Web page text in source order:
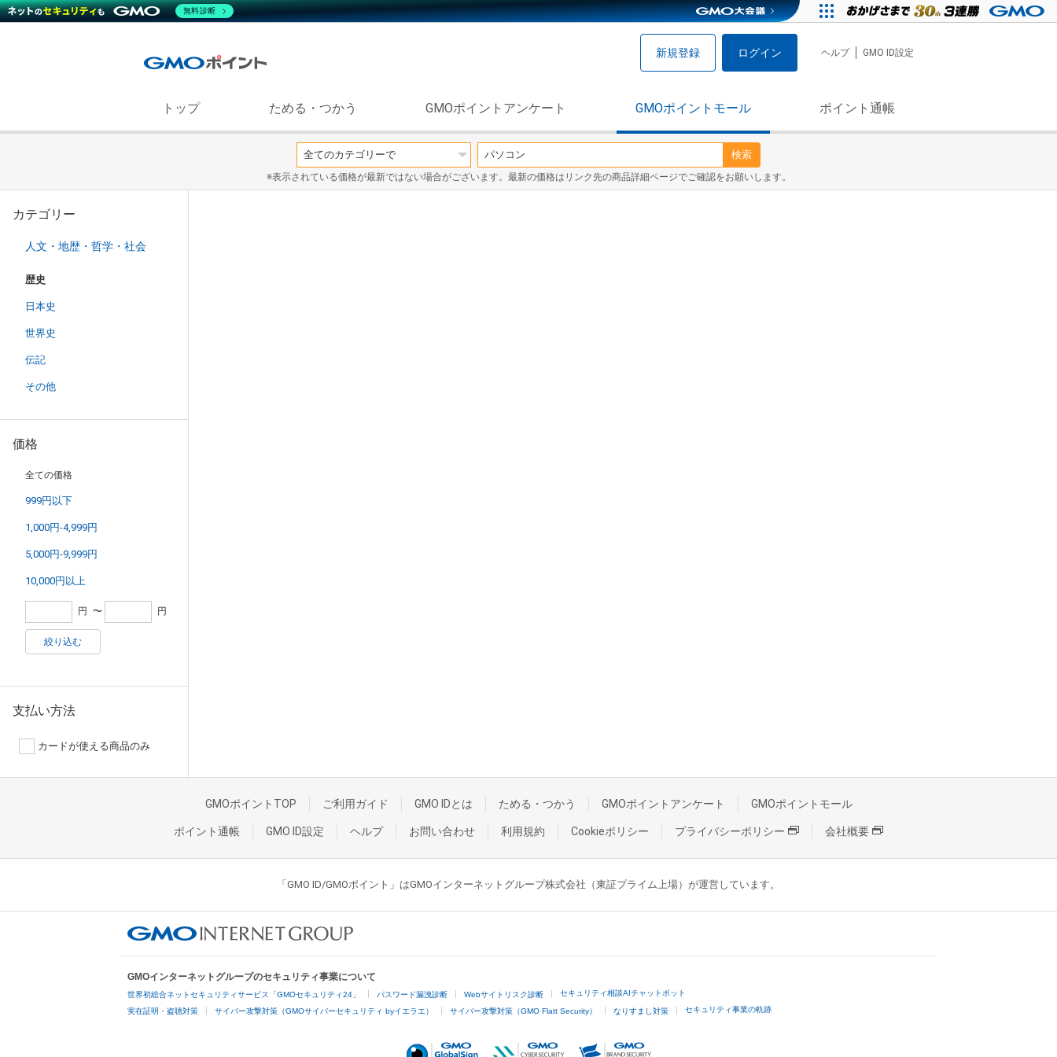
新規登録 ログイン ヘルプ GMO ID設定
トップ ためる・つかう GMOポイントアンケート GMOポイントモール ポイント通帳
検索
※表示されている価格が最新ではない場合がございます。最新の価格はリンク先の商品詳細ページでご確認をお願いします。
カテゴリー
人文・地歴・哲学・社会
歴史
日本史
世界史
伝記
その他
価格
全ての価格
999円以下
1,000円-4,999円
5,000円-9,999円
10,000円以上
円 〜 円
絞り込む
支払い方法
カードが使える商品のみ
GMOポイントTOP ご利用ガイド GMO IDとは ためる・つかう GMOポイントアンケート GMOポイントモール
ポイント通帳 GMO ID設定 ヘルプ お問い合わせ 利用規約 Cookieポリシー プライバシーポリシー 会社概要
「GMO ID/GMOポイント」はGMOインターネットグループ株式会社（東証プライム上場）が運営しています。
GMOインターネットグループのセキュリティ事業について
世界初総合ネットセキュリティサービス「GMOセキュリティ24」 パスワード漏洩診断 Webサイトリスク診断 セキュリティ相談AIチャットボット
実在証明・盗聴対策 サイバー攻撃対策（GMOサイバーセキュリティ byイエラエ） サイバー攻撃対策（GMO Flatt Security） なりすまし対策 セキュリティ事業の軌跡
無料診断